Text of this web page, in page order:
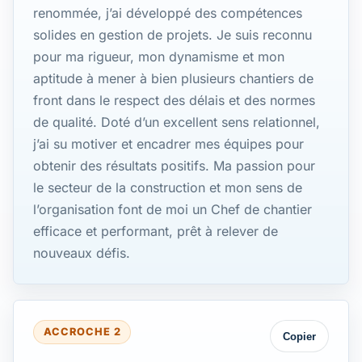
renommée, j’ai développé des compétences
solides en gestion de projets. Je suis reconnu
pour ma rigueur, mon dynamisme et mon
aptitude à mener à bien plusieurs chantiers de
front dans le respect des délais et des normes
de qualité. Doté d’un excellent sens relationnel,
j’ai su motiver et encadrer mes équipes pour
obtenir des résultats positifs. Ma passion pour
le secteur de la construction et mon sens de
l’organisation font de moi un Chef de chantier
efficace et performant, prêt à relever de
nouveaux défis.
ACCROCHE 2 Copier